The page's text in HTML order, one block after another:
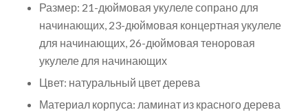
Размер: 21-дюймовая укулеле сопрано для
начинающих, 23-дюймовая концертная укулеле
для начинающих, 26-дюймовая теноровая
укулеле для начинающих
Цвет: натуральный цвет дерева
Материал корпуса: ламинат из красного дерева